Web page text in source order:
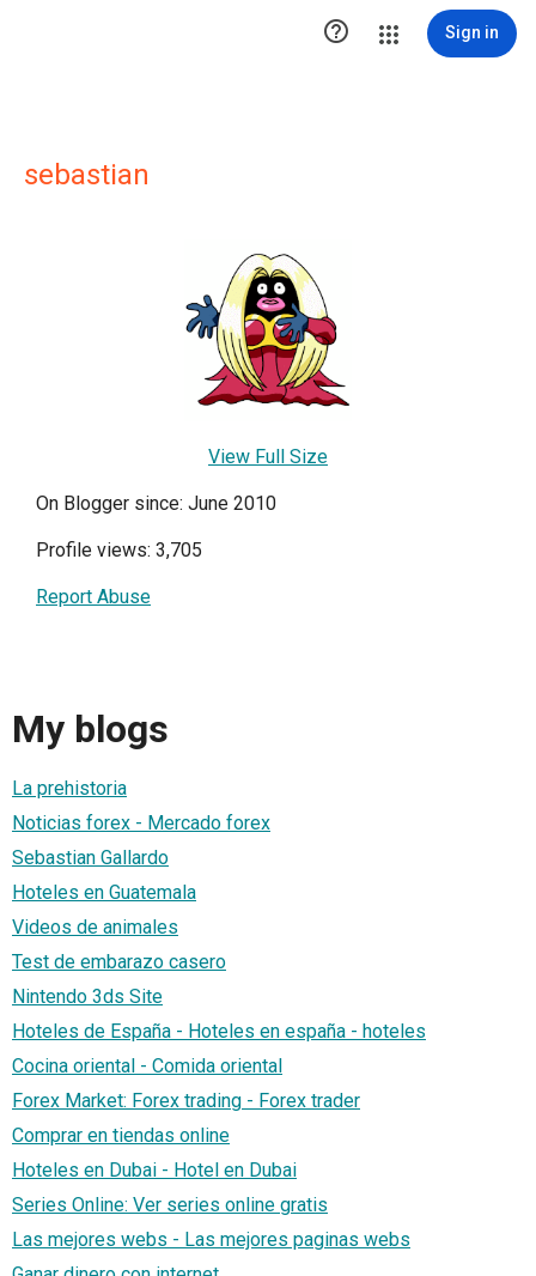
 Sign in
sebastian
View Full Size
On Blogger since: June 2010
Profile views: 3,705
Report Abuse
My blogs
La prehistoria
Noticias forex - Mercado forex
Sebastian Gallardo
Hoteles en Guatemala
Videos de animales
Test de embarazo casero
Nintendo 3ds Site
Hoteles de España - Hoteles en españa - hoteles
Cocina oriental - Comida oriental
Forex Market: Forex trading - Forex trader
Comprar en tiendas online
Hoteles en Dubai - Hotel en Dubai
Series Online: Ver series online gratis
Las mejores webs - Las mejores paginas webs